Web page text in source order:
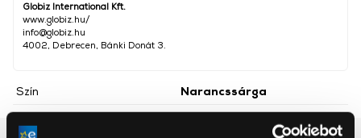
Globiz International Kft.
www.globiz.hu/
info@globiz.hu
4002, Debrecen, Bánki Donát 3.
Szín Narancssárga